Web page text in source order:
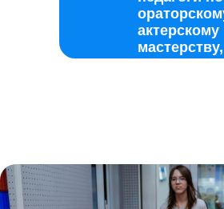
актерскому